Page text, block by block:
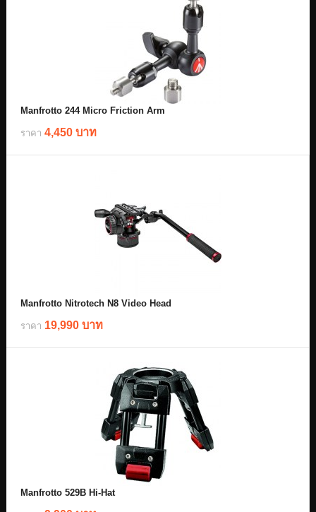
Manfrotto 244 Micro Friction Arm
ราคา 4,450 บาท
Manfrotto Nitrotech N8 Video Head
ราคา 19,990 บาท
Manfrotto 529B Hi-Hat